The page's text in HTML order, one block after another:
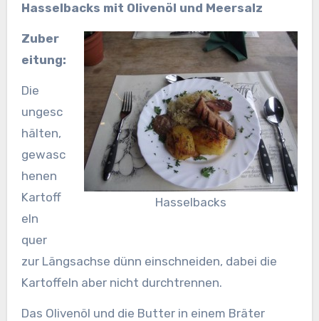
Hasselbacks mit Olivenöl und Meersalz
Hasselbacks
Zuber
eitung:
Die
ungesc
hälten,
gewasc
henen
Kartoff
eln
quer
zur Längsachse dünn einschneiden, dabei die
Kartoffeln aber nicht durchtrennen.
Das Olivenöl und die Butter in einem Bräter